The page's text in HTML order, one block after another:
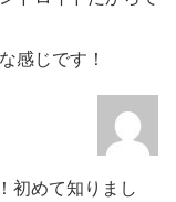
感じです！
初めて知りまし